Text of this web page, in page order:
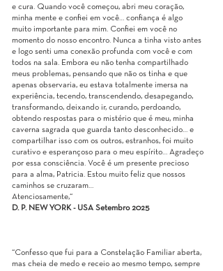
e cura. Quando você começou, abri meu coração,
minha mente e confiei em você… confiança é algo
muito importante para mim. Confiei em você no
momento do nosso encontro. Nunca a tinha visto antes
e logo senti uma conexão profunda com você e com
todos na sala. Embora eu não tenha compartilhado
meus problemas, pensando que não os tinha e que
apenas observaria, eu estava totalmente imersa na
experiência, tecendo, transcendendo, desapegando,
transformando, deixando ir, curando, perdoando,
obtendo respostas para o mistério que é meu, minha
caverna sagrada que guarda tanto desconhecido… e
compartilhar isso com os outros, estranhos, foi muito
curativo e esperançoso para o meu espírito… Agradeço
por essa consciência. Você é um presente precioso
para a alma, Patricia. Estou muito feliz que nossos
caminhos se cruzaram…
Atenciosamente,“
D. P. NEW YORK - USA Setembro 2025
“Confesso que fui para a Constelação Familiar aberta,
mas cheia de medo e receio ao mesmo tempo, sempre